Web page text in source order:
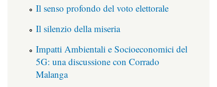
Il senso profondo del voto elettorale
Il silenzio della miseria
Impatti Ambientali e Socioeconomici del
5G: una discussione con Corrado
Malanga